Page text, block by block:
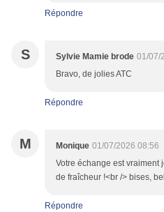
Répondre
S Sylvie Mamie brode 01/07/
Bravo, de jolies ATC
Répondre
M Monique 01/07/2026 08:56
Votre échange est vraiment
de fraîcheur !<br /> bises,
Répondre